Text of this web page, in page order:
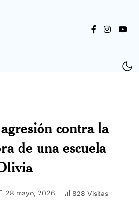
contra la
de una escuela
28 mayo, 2026 828 Visitas